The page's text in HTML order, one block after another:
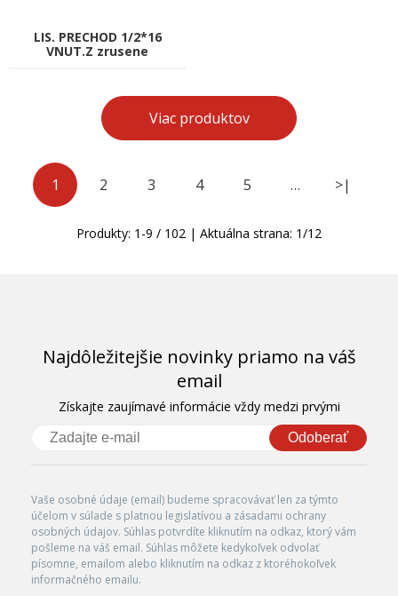
LIS. PRECHOD 1/2*16
VNUT.Z zrusene
Viac produktov
1 2 3 4 5 … >|
Produkty: 1 -9 / 102 | Aktuálna strana: 1/12
Najdôležitejšie novinky priamo na váš
email
Získajte zaujímavé informácie vždy medzi prvými
Odoberať
Vaše osobné údaje (email) budeme spracovávať len za týmto
účelom v súlade s platnou legislatívou a zásadami ochrany
osobných údajov. Súhlas potvrdíte kliknutím na odkaz, ktorý vám
pošleme na váš email. Súhlas môžete kedykoľvek odvolať
písomne, emailom alebo kliknutím na odkaz z ktoréhokoľvek
informačného emailu.